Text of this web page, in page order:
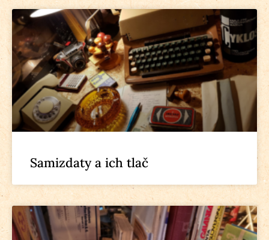
Samizdaty a ich tlač